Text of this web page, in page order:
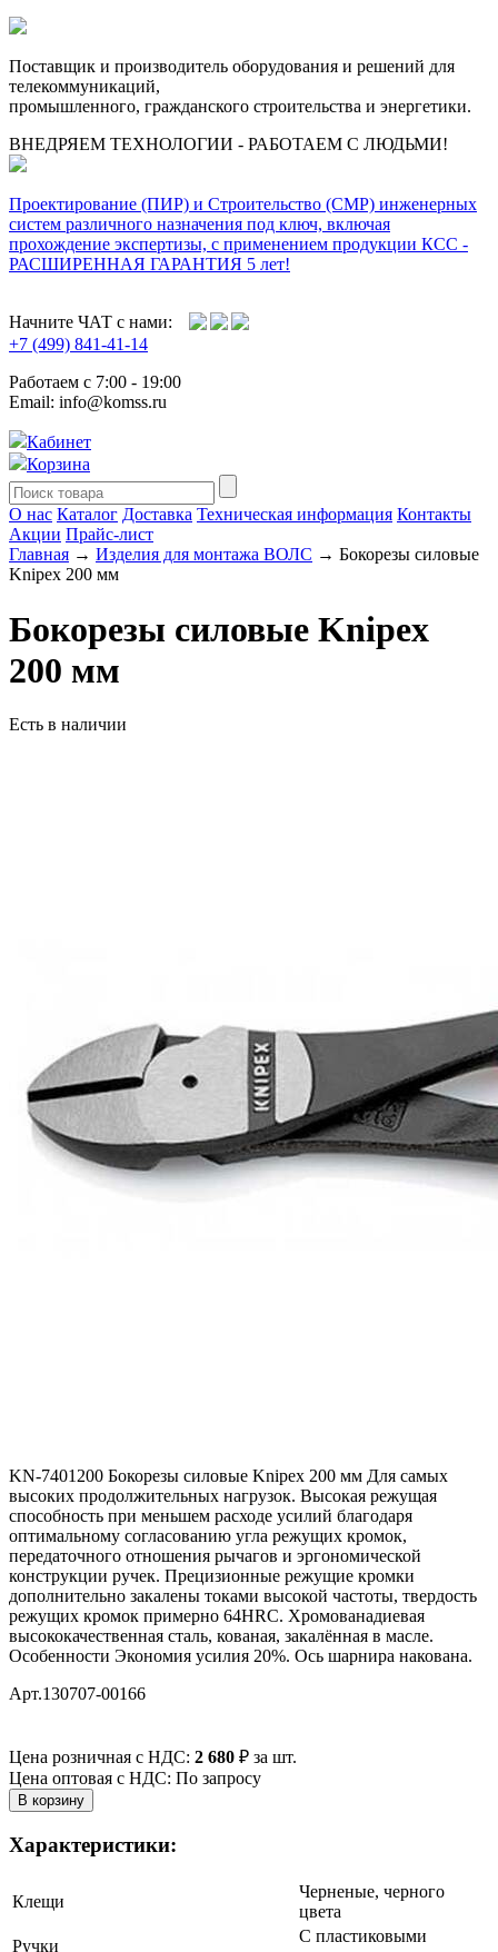
Поставщик и производитель оборудования и решений для
телекоммуникаций,
промышленного, гражданского строительства и энергетики.
ВНЕДРЯЕМ ТЕХНОЛОГИИ - РАБОТАЕМ С ЛЮДЬМИ!
Проектирование (ПИР) и Cтроительство (СМР) инженерных
систем различного назначения под ключ, включая
прохождение экспертизы, с применением продукции КСС -
РАСШИРЕННАЯ ГАРАНТИЯ 5 лет!
Начните ЧАТ с нами:
+7 (499) 841-41-14
Работаем с 7:00 - 19:00
Email: info@komss.ru
Кабинет
Корзина
О нас Каталог Доставка Техническая информация Контакты
Акции Прайс-лист
Главная → Изделия для монтажа ВОЛС → Бокорезы силовые
Knipex 200 мм
Бокорезы силовые Knipex
200 мм
Есть в наличии
KN-7401200 Бокорезы силовые Knipex 200 мм Для самых
высоких продолжительных нагрузок. Высокая режущая
способность при меньшем расходе усилий благодаря
оптимальному согласованию угла режущих кромок,
передаточного отношения рычагов и эргономической
конструкции ручек. Прецизионные режущие кромки
дополнительно закалены токами высокой частоты, твердость
режущих кромок примерно 64HRC. Хромованадиевая
высококачественная сталь, кованая, закалённая в масле.
Особенности Экономия усилия 20%. Ось шарнира накована.
Арт.130707-00166
Цена розничная с НДС: 2 680 ₽ за шт.
Цена оптовая с НДС: По запросу
Характеристики:
Клещи
Черненые, черного
цвета
Ручки
С пластиковыми